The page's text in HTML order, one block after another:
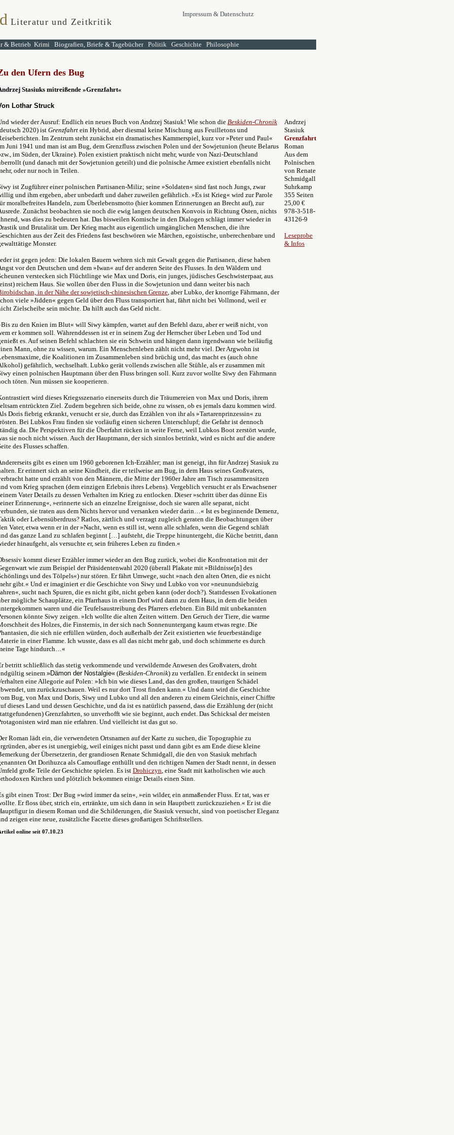
Literatur und Zeitkritik
Impressum & Datenschutz
& Betrieb Krimi Biografien, Briefe & Tagebücher Politik Geschichte Philosophie
den Ufern des Bug
Stasiuks mitreißende »Grenzfahrt«
Lothar Struck
wieder der Ausruf: Endlich ein neues Buch von Andrzej Stasiuk! Wie schon dieBeskiden-Chronik
2020) ist Grenzfahrt ein Hybrid, aber diesmal keine Mischung aus Feuilletons und
Im Zentrum steht zunächst ein dramatisches Kammerspiel, kurz vor »Peter und Paul«
Juni 1941 und man ist am Bug, dem Grenzfluss zwischen Polen und der Sowjetunion (heute Belarus
im Süden, der Ukraine). Polen existiert praktisch nicht mehr, wurde von Nazi-Deutschland
(und danach mit der Sowjetunion geteilt) und die polnische Armee existiert ebenfalls nicht
oder nur noch in Teilen.
ist Zugführer einer polnischen Partisanen-Miliz; seine »Soldaten« sind fast noch Jungs, zwar
und ihm ergeben, aber unbedarft und daher zuweilen gefährlich. »Es ist Krieg« wird zur Parole
moralbefreites Handeln, zum Überlebensmotto (hier kommen Erinnerungen an Brecht auf), zur
Zunächst beobachten sie noch die ewig langen deutschen Konvois in Richtung Osten, nichts
was dies zu bedeuten hat. Das bisweilen Komische in den Dialogen schlägt immer wieder in
und Brutalität um. Der Krieg macht aus eigentlich umgänglichen Menschen, die ihre
aus der Zeit des Friedens fast beschwören wie Märchen, egoistische, unberechenbare und
Monster.
ist gegen jeden: Die lokalen Bauern wehren sich mit Gewalt gegen die Partisanen, diese haben
vor den Deutschen und dem »Iwan« auf der anderen Seite des Flusses. In den Wäldern und
verstecken sich Flüchtlinge wie Max und Doris, ein junges, jüdisches Geschwisterpaar, aus
reichem Haus. Sie wollen über den Fluss in die Sowjetunion und dann weiter bis nach
in der Nähe der sowjetisch-chinesischen Grenze, aber Lubko, der knorrige Fährmann, der
viele »Jidden« gegen Geld über den Fluss transportiert hat, fährt nicht bei Vollmond, weil er
Zielscheibe sein möchte. Da hilft auch das Geld nicht.
zu den Knien im Blut« will Siwy kämpfen, wartet auf den Befehl dazu, aber er weiß nicht, von
er kommen soll. Währenddessen ist er in seinem Zug der Herrscher über Leben und Tod und
es. Auf seinen Befehl schlachten sie ein Schwein und hängen dann irgendwann wie beiläufig
Mann, ohne zu wissen, warum. Ein Menschenleben zählt nicht mehr viel. Der Argwohn ist
die Koalitionen im Zusammenleben sind brüchig und, das macht es (auch ohne
gefährlich, wechselhaft. Lubko gerät vollends zwischen alle Stühle, als er zusammen mit
einen polnischen Hauptmann über den Fluss bringen soll. Kurz zuvor wollte Siwy den Fährmann
töten. Nun müssen sie kooperieren.
wird dieses Kriegsszenario einerseits durch die Träumereien von Max und Doris, ihrem
entrückten Ziel. Zudem begehren sich beide, ohne zu wissen, ob es jemals dazu kommen wird.
Doris fiebrig erkrankt, versucht er sie, durch das Erzählen von ihr als »Tartarenprinzessin« zu
Bei Lubkos Frau finden sie vorläufig einen sicheren Unterschlupf; die Gefahr ist dennoch
da. Die Perspektiven für die Überfahrt rücken in weite Ferne, weil Lubkos Boot zerstört wurde,
sie noch nicht wissen. Auch der Hauptmann, der sich sinnlos betrinkt, wird es nicht auf die andere
des Flusses schaffen.
gibt es einen um 1960 geborenen Ich-Erzähler; man ist geneigt, ihn für Andrzej Stasiuk zu
Er erinnert sich an seine Kindheit, die er teilweise am Bug, in dem Haus seines Großvaters,
hatte und erzählt von den Männern, die Mitte der 1960er Jahre am Tisch zusammensitzen
vom Krieg sprachen (dem einzigen Erlebnis ihres Lebens). Vergeblich versucht er als Erwachsener
Vater Details zu dessen Verhalten im Krieg zu entlocken. Dieser »schritt über das dünne Eis
Erinnerung«, »erinnerte sich an einzelne Ereignisse, doch sie waren alle separat, nicht
sie traten aus dem Nichts hervor und versanken wieder darin…« Ist es beginnende Demenz,
oder Lebensüberdruss? Ratlos, zärtlich und verzagt zugleich geraten die Beobachtungen über
Vater, etwa wenn er in der »Nacht, wenn es still ist, wenn alle schlafen, wenn die Gegend schläft
das ganze Land zu schlafen beginnt […] aufsteht, die Treppe hinuntergeht, die Küche betritt, dann
hinaufgeht, als versuchte er, sein früheres Leben zu finden.«
kommt dieser Erzähler immer wieder an den Bug zurück, wobei die Konfrontation mit der
wie zum Beispiel der Präsidentenwahl 2020 (überall Plakate mit »Bildnisse[n] des
und des Tölpels«) nur stören. Er fährt Umwege, sucht »nach den alten Orten, die es nicht
gibt.« Und er imaginiert er die Geschichte von Siwy und Lubko von vor »neunundsiebzig
sucht nach Spuren, die es nicht gibt, nicht geben kann (oder doch?). Stattdessen Evokationen
mögliche Schauplätze, ein Pfarrhaus in einem Dorf wird dann zu dem Haus, in dem die beiden
waren und die Teufelsaustreibung des Pfarrers erlebten. Ein Bild mit unbekannten
könnte Siwy zeigen. »Ich wollte die alten Zeiten wittern. Den Geruch der Tiere, die warme
des Holzes, die Finsternis, in der sich nach Sonnenuntergang kaum etwas regte. Die
die sich nie erfüllen würden, doch außerhalb der Zeit existierten wie feuerbeständige
in einer Flamme. Ich wusste, dass es all das nicht mehr gab, und doch schimmerte es durch
Tage hindurch…«
betritt schließlich das stetig verkommende und verwildernde Anwesen des Großvaters, droht
seinem »Dämon der Nostalgie« (Beskiden-Chronik) zu verfallen. Er entdeckt in seinem
eine Allegorie auf Polen: »Ich bin wie dieses Land, das den großen, traurigen Schädel
um zurückzuschauen. Weil es nur dort Trost finden kann.« Und dann wird die Geschichte
Bug, von Max und Doris, Siwy und Lubko und all den anderen zu einem Gleichnis, einer Chiffre
dieses Land und dessen Geschichte, und da ist es natürlich passend, dass die Erzählung der (nicht
Grenzfahrten, so unverhofft wie sie beginnt, auch endet. Das Schicksal der meisten
wird man nie erfahren. Und vielleicht ist das gut so.
Roman lädt ein, die verwendeten Ortsnamen auf der Karte zu suchen, die Topographie zu
aber es ist unergiebig, weil einiges nicht passt und dann gibt es am Ende diese kleine
der Übersetzerin, der grandiosen Renate Schmidgall, die den von Stasiuk mehrfach
Ort Dorihuzca als Camouflage enthüllt und den richtigen Namen der Stadt nennt, in dessen
große Teile der Geschichte spielen. Es ist Drohiczyn, eine Stadt mit katholischen wie auch
Kirchen und plötzlich bekommen einige Details einen Sinn.
gibt einen Trost: Der Bug »wird immer da sein«, »ein wilder, ein anmaßender Fluss. Er tat, was er
Er floss über, strich ein, ertränkte, um sich dann in sein Hauptbett zurückzuziehen.« Er ist die
in diesem Roman und die Schilderungen, die Stasiuk versucht, sind von poetischer Eleganz
zeigen eine neue, zusätzliche Facette dieses großartigen Schriftstellers.
online seit 07.10.23
Andrzej
Stasiuk
Grenzfahrt
Roman
Aus dem
Polnischen
von Renate
Schmidgall
Suhrkamp
355 Seiten
25,00 €
978-3-518-
43126-9
Leseprobe
& Infos